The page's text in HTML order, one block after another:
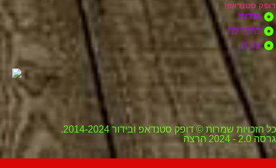
דופק סטנדאפ!
אודות
כתבו לנו
עזרה
כל הזכויות שמרות © דופק סטנדאפ ובידור 2014-2024.
גרסה 2.0 - 2024 הרצה